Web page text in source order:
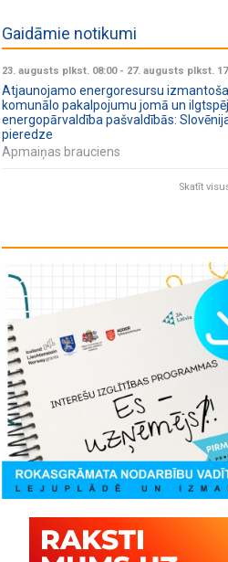
Gaidāmie notikumi
23. augusts plkst. 08:00- 27. augusts plkst.
Atjaunojamo energoresursu
komunālo pakalpojumu jomā un
energopārvaldība pašvaldībās:
pieredze
Apmaiņas brauciens
Skatīt